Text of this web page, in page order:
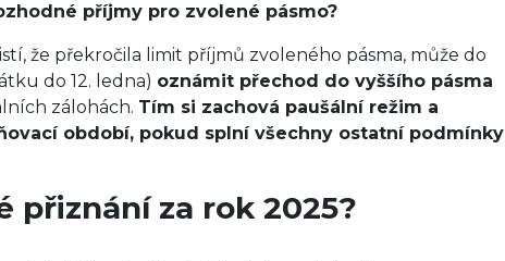
příjmy pro zvolené pásmo?
že překročila limit příjmů zvoleného pásma, může do
do 12. ledna) oznámit přechod do vyššího pásma
zálohách. Tím si zachová paušální režim a
období, pokud splní všechny ostatní podmínky
přiznání za rok 2025?